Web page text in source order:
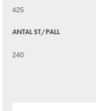
425
ANTAL ST/PALL
240